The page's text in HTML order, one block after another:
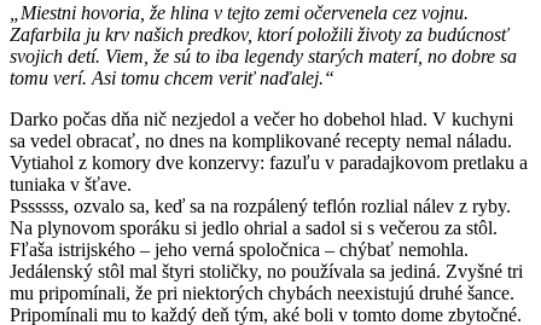
„Miestni hovoria, že hlina v tejto zemi očervenela cez vojnu.
Zafarbila ju krv našich predkov, ktorí položili životy za budúcnosť
svojich detí. Viem, že sú to iba legendy starých materí, no dobre sa
tomu verí. Asi tomu chcem veriť naďalej.“
Darko počas dňa nič nezjedol a večer ho dobehol hlad. V kuchyni
sa vedel obracať, no dnes na komplikované recepty nemal náladu.
Vytiahol z komory dve konzervy: fazuľu v paradajkovom pretlaku a
tuniaka v šťave.
Pssssss, ozvalo sa, keď sa na rozpálený teflón rozlial nálev z ryby.
Na plynovom sporáku si jedlo ohrial a sadol si s večerou za stôl.
Fľaša istrijského – jeho verná spoločnica – chýbať nemohla.
Jedálenský stôl mal štyri stoličky, no používala sa jediná. Zvyšné tri
mu pripomínali, že pri niektorých chybách neexistujú druhé šance.
Pripomínali mu to každý deň tým, aké boli v tomto dome zbytočné.